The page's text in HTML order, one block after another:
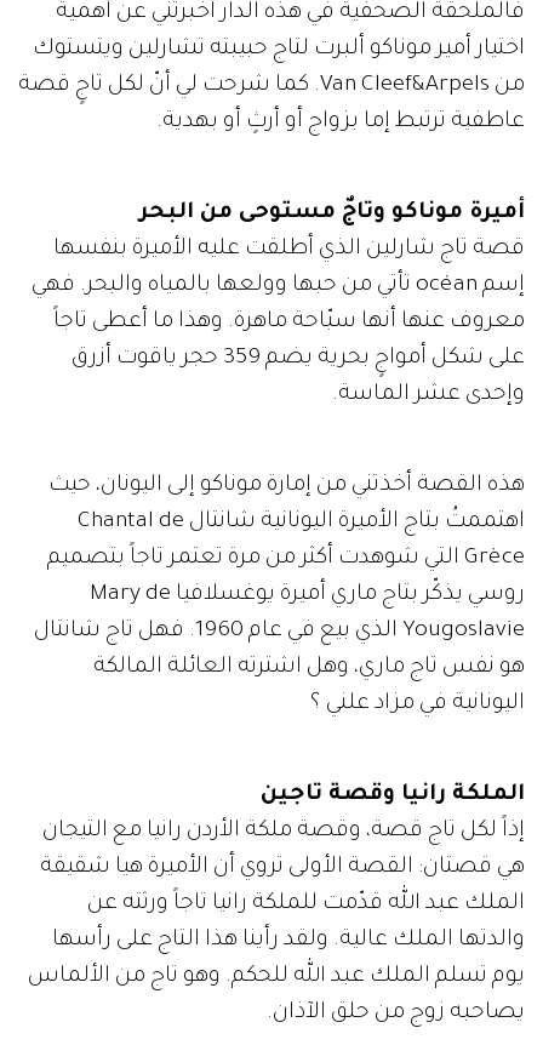
فالملحقة الصحفية في هذه الدار أخبرتني عن أهمية
اختيار أمير موناكو ألبرت لتاج حبيبته تشارلين ويتستوك
من Van Cleef&Arpels. كما شرحت لي أنّ لكل تاجٍ قصة
عاطفية ترتبط إما بزواج أو أرثٍ أو بهدية.
أميرة موناكو وتاجٌ مستوحى من البحر
قصة تاج شارلين الذي أطلقت عليه الأميرة بنفسها
إسم océan تأتي من حبها وولعها بالمياه والبحر. فهي
معروف عنها أنها سبّاحة ماهرة. وهذا ما أعطى تاجاً
على شكل أمواجٍ بحرية يضم 359 حجر ياقوت أزرق
وإحدى عشر الماسة.
هذه القصة أخذتني من إمارة موناكو إلى اليونان، حيث
اهتممتُ بتاج الأميرة اليونانية شانتال Chantal de
Grèce التي شوهدت أكثر من مرة تعتمر تاجاً بتصميم
روسي يذكّر بتاج ماري أميرة يوغسلافيا Mary de
Yougoslavie الذي بيع في عام 1960. فهل تاج شانتال
هو نفس تاج ماري، وهل اشترته العائلة المالكة
اليونانية في مزاد علني ؟
الملكة رانيا وقصة تاجين
إذاً لكل تاج قصة، وقصة ملكة الأردن رانيا مع التيجان
هي قصتان: القصة الأولى تروي أن الأميرة هيا شقيقة
الملك عبد الله قدّمت للملكة رانيا تاجاً ورثته عن
والدتها الملك عالية. ولقد رأينا هذا التاج على رأسها
يوم تسلم الملك عبد الله للحكم. وهو تاج من الألماس
يصاحبه زوج من حلق الآذان.